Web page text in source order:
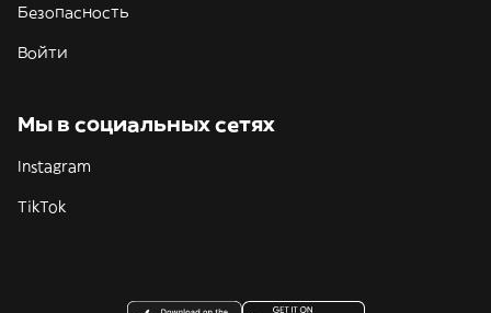
Безопасность
Войти
Мы в социальных сетях
Instagram
TikTok